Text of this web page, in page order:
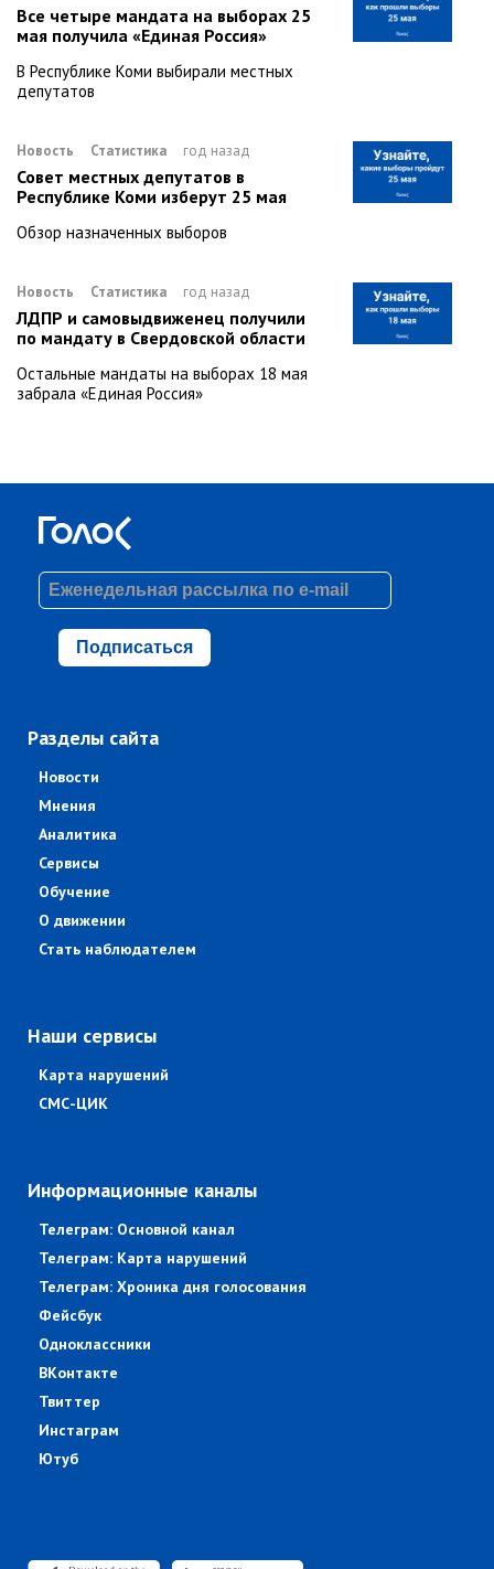
Все четыре мандата на выборах 25
мая получила «Единая Россия»
В Республике Коми выбирали местных
депутатов
Новость Статистика год назад
Совет местных депутатов в
Республике Коми изберут 25 мая
Обзор назначенных выборов
Новость Статистика год назад
ЛДПР и самовыдвиженец получили
по мандату в Свердовской области
Остальные мандаты на выборах 18 мая
забрала «Единая Россия»
Подписаться
Разделы сайта
Новости
Мнения
Аналитика
Сервисы
Обучение
О движении
Стать наблюдателем
Наши сервисы
Карта нарушений
СМС-ЦИК
Информационные каналы
Телеграм: Основной канал
Телеграм: Карта нарушений
Телеграм: Хроника дня голосования
Фейсбук
Одноклассники
ВКонтакте
Твиттер
Инстаграм
Ютуб